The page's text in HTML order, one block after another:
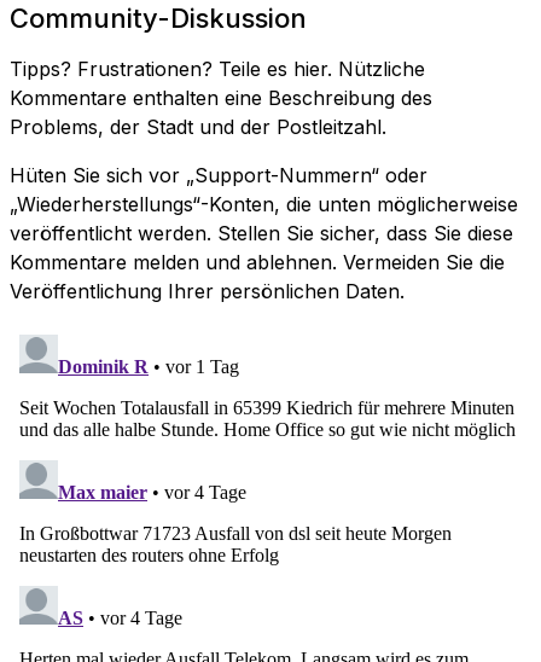
Community-Diskussion
Tipps? Frustrationen? Teile es hier. Nützliche
Kommentare enthalten eine Beschreibung des
Problems, der Stadt und der Postleitzahl.
Hüten Sie sich vor „Support-Nummern“ oder
„Wiederherstellungs“-Konten, die unten möglicherweise
veröffentlicht werden. Stellen Sie sicher, dass Sie diese
Kommentare melden und ablehnen. Vermeiden Sie die
Veröffentlichung Ihrer persönlichen Daten.